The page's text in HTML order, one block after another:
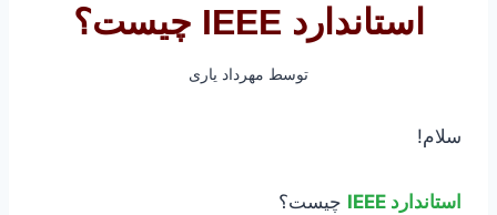
استاندارد IEEE چیست؟
توسط مهرداد یاری
سلام!
استاندارد IEEE
چیست؟